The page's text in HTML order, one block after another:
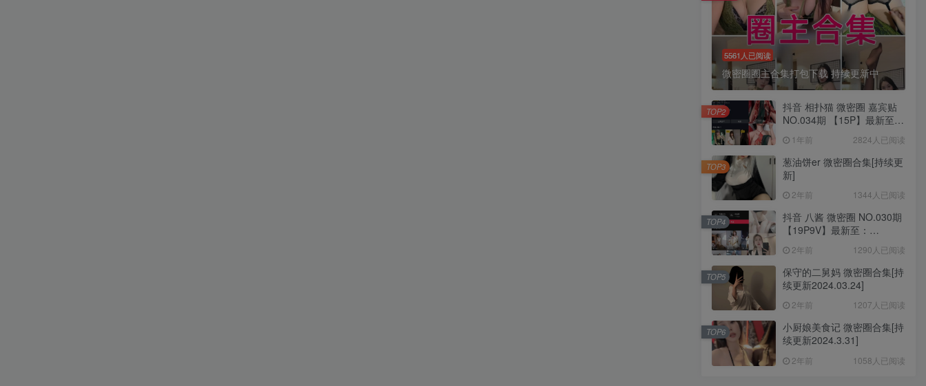
5561人已阅读
微密圈圈主合集打包下载 持续更新中
抖音 相扑猫 微密圈 嘉宾贴
NO.034期 【15P】最新至：
1年前 2824人已阅读
TOP2
葱油饼er 微密圈合集[持续更
新]
2年前 1344人已阅读
TOP3
抖音 八酱 微密圈 NO.030期
【19P9V】最新至：
2年前 1290人已阅读
TOP4
保守的二舅妈 微密圈合集[持
续更新2024.03.24]
2年前 1207人已阅读
TOP5
小厨娘美食记 微密圈合集[持
续更新2024.3.31]
2年前 1058人已阅读
TOP6